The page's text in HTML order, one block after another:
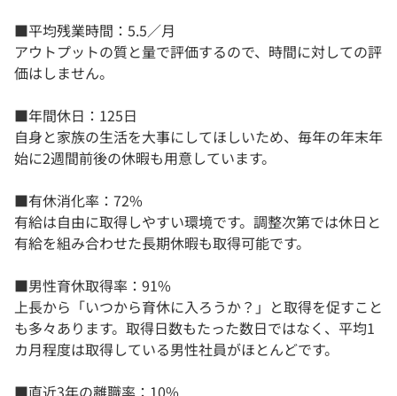
■平均残業時間：5.5／月
アウトプットの質と量で評価するので、時間に対しての評
価はしません。
■年間休日：125日
自身と家族の生活を大事にしてほしいため、毎年の年末年
始に2週間前後の休暇も用意しています。
■有休消化率：72%
有給は自由に取得しやすい環境です。調整次第では休日と
有給を組み合わせた長期休暇も取得可能です。
■男性育休取得率：91%
上長から「いつから育休に入ろうか？」と取得を促すこと
も多々あります。取得日数もたった数日ではなく、平均1
カ月程度は取得している男性社員がほとんどです。